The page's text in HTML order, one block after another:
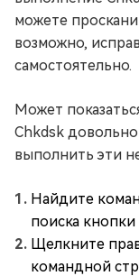
можете
возможно,
самостоятельно.
Может
Chkdsk
выполнить эти
Найдите
поиска кнопки
Щелкните
командной